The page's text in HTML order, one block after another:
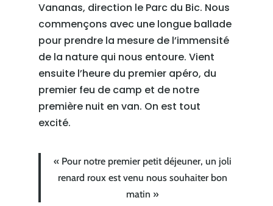
Vananas, direction le Parc du Bic. Nous
commençons avec une longue ballade
pour prendre la mesure de l’immensité
de la nature qui nous entoure. Vient
ensuite l’heure du premier apéro, du
premier feu de camp et de notre
première nuit en van. On est tout
excité.
« Pour notre premier petit déjeuner, un joli
renard roux est venu nous souhaiter bon
matin »